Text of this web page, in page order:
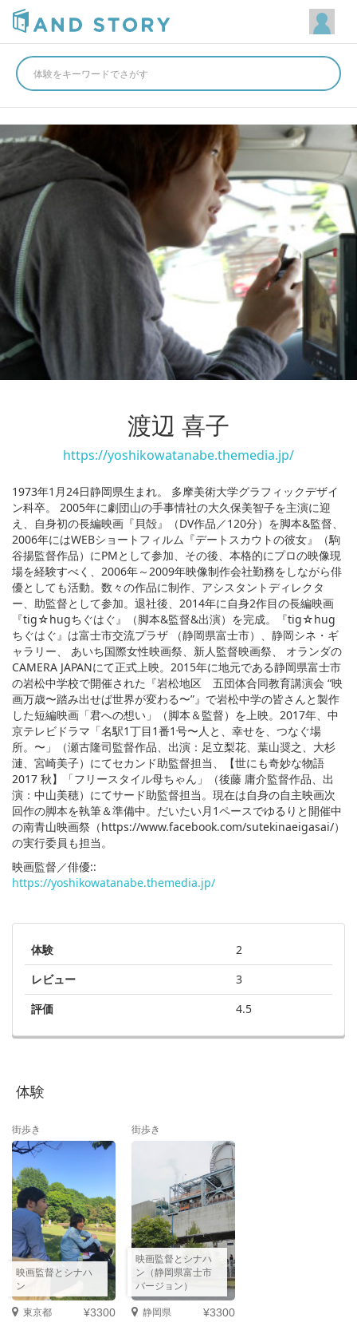
体験をキーワードでさがす
渡辺 喜子
https://yoshikowatanabe.themedia.jp/
1973年1月24日静岡県生まれ。 多摩美術大学グラフィックデザイ
ン科卒。 2005年に劇団山の手事情社の大久保美智子を主演に迎
え、自身初の長編映画『貝殻』（DV作品／120分）を脚本&監督、
2006年にはWEBショートフィルム『デートスカウトの彼女』（駒
谷揚監督作品）にPMとして参加、その後、本格的にプロの映像現
場を経験すべく、2006年～2009年映像制作会社勤務をしながら俳
優としても活動。数々の作品に制作、アシスタントディレクタ
ー、助監督として参加。退社後、2014年に自身2作目の長編映画
『tig☆hugちぐはぐ』（脚本&監督&出演）を完成。『tig☆hug
ちぐはぐ』は富士市交流プラザ （静岡県富士市）、静岡シネ・ギ
ャラリー、 あいち国際女性映画祭、新人監督映画祭、 オランダの
CAMERA JAPANにて正式上映。2015年に地元である静岡県富士市
の岩松中学校で開催された『岩松地区 五団体合同教育講演会 “映
画万歳〜踏み出せば世界が変わる〜”』で岩松中学の皆さんと製作
した短編映画「君への想い」（脚本＆監督）を上映。2017年、中
京テレビドラマ「名駅1丁目1番1号〜人と、幸せを、つなぐ場
所。〜」（瀬古隆司監督作品、出演：足立梨花、葉山奨之、大杉
漣、宮崎美子）にてセカンド助監督担当、【世にも奇妙な物語
2017 秋】「フリースタイル母ちゃん」（後藤 庸介監督作品、出
演：中山美穂）にてサード助監督担当。現在は自身の自主映画次
回作の脚本を執筆＆準備中。だいたい月1ペースでゆるりと開催中
の南青山映画祭（https://www.facebook.com/sutekinaeigasai/）
の実行委員も担当。
映画監督／俳優::
https://yoshikowatanabe.themedia.jp/
体験
2
レビュー
3
評価
4.5
体験
街歩き
映画監督とシナハ
ン
東京都
¥3300
街歩き
映画監督とシナハ
ン（静岡県富士市
バージョン）
静岡県
¥3300